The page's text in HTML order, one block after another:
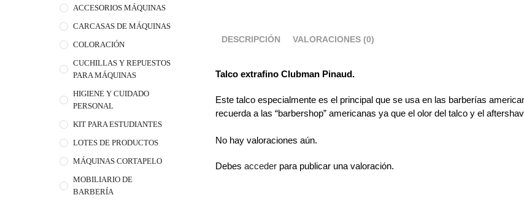
ACCESORIOS MÁQUINAS
CARCASAS DE MÁQUINAS
COLORACIÓN
CUCHILLAS Y REPUESTOS
PARA MÁQUINAS
HIGIENE Y CUIDADO
PERSONAL
KIT PARA ESTUDIANTES
LOTES DE PRODUCTOS
MÁQUINAS CORTAPELO
MOBILIARIO DE
BARBERÍA
DESCRIPCIÓN VALORACIONES (0)
Talco extrafino Clubman Pinaud.
Este talco especialmente es el principal que se usa en las barberías
recuerda a las “barbershop” americanas ya que el olor del talco y el
No hay valoraciones aún.
Debesacceder para publicar una valoración.